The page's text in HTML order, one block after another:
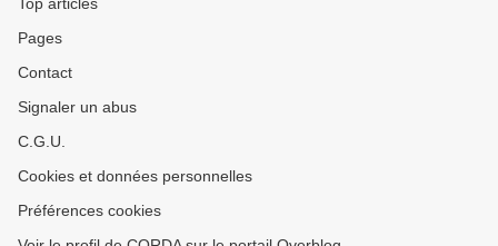
Pages
Contact
Signaler un abus
C.G.U.
Cookies et données personnelles
Préférences cookies